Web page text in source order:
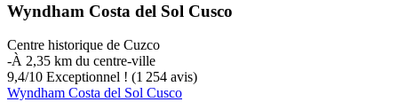
Wyndham Costa del Sol Cusco
Centre historique de Cuzco
‐À 2,35 km du centre-ville
9,4/10 Exceptionnel ! (1 254 avis)
Wyndham Costa del Sol Cusco